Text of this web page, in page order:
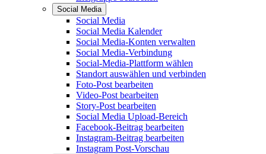
Social Media
Social Media
Social Media Kalender
Social Media-Konten verwalten
Social Media-Verbindung
Social-Media-Plattform wählen
Standort auswählen und verbinden
Foto-Post bearbeiten
Video-Post bearbeiten
Story-Post bearbeiten
Social Media Upload-Bereich
Facebook-Beitrag bearbeiten
Instagram-Beitrag bearbeiten
Instagram Post-Vorschau